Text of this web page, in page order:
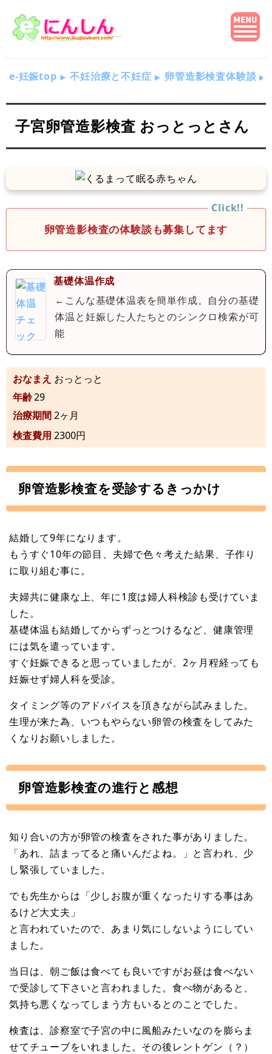
e-妊娠top 不妊治療と不妊症 卵管造影検査体験談
子宮卵管造影検査 おっとっとさん
卵管造影検査の体験談も募集してます
基礎体温作成
←こんな基礎体温表を簡単作成。自分の基礎
体温と妊娠した人たちとのシンクロ検索が可
能
おなまえ おっとっと
年齢29
治療期間2ヶ月
検査費用 2300円
卵管造影検査を受診するきっかけ
結婚して9年になります。
もうすぐ10年の節目、夫婦で色々考えた結果、子作り
に取り組む事に。
夫婦共に健康な上、年に1度は婦人科検診も受けていま
した。
基礎体温も結婚してからずっとつけるなど、健康管理
には気を遣っています。
すぐ妊娠できると思っていましたが、2ヶ月程経っても
妊娠せず婦人科を受診。
タイミング等のアドバイスを頂きながら試みました。
生理が来た為、いつもやらない卵管の検査をしてみた
くなりお願いしました。
卵管造影検査の進行と感想
知り合いの方が卵管の検査をされた事がありました。
「あれ、詰まってると痛いんだよね。」と言われ、少
し緊張していました。
でも先生からは「少しお腹が重くなったりする事はあ
るけど大丈夫」
と言われていたので、あまり気にしないようにしてい
ました。
当日は、朝ご飯は食べても良いですがお昼は食べない
で受診して下さいと言われました。食べ物があると、
気持ち悪くなってしまう方もいるとのことでした。
検査は、診察室で子宮の中に風船みたいなのを膨らま
せてチューブをいれました。その後レントゲン（？）